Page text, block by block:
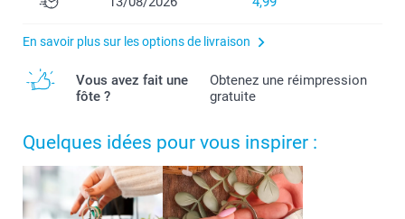
En savoir plus sur les options de livraison
Vous avez fait une
fôte ?
Obtenez une réimpression
gratuite
Quelques idées pour vous inspirer :